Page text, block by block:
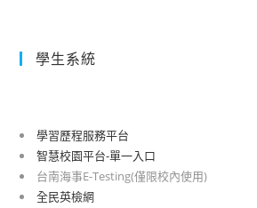
學生系統
學習歷程服務平台
智慧校園平台-單一入口
台南海事E-Testing(僅限校內使用)
全民英檢網